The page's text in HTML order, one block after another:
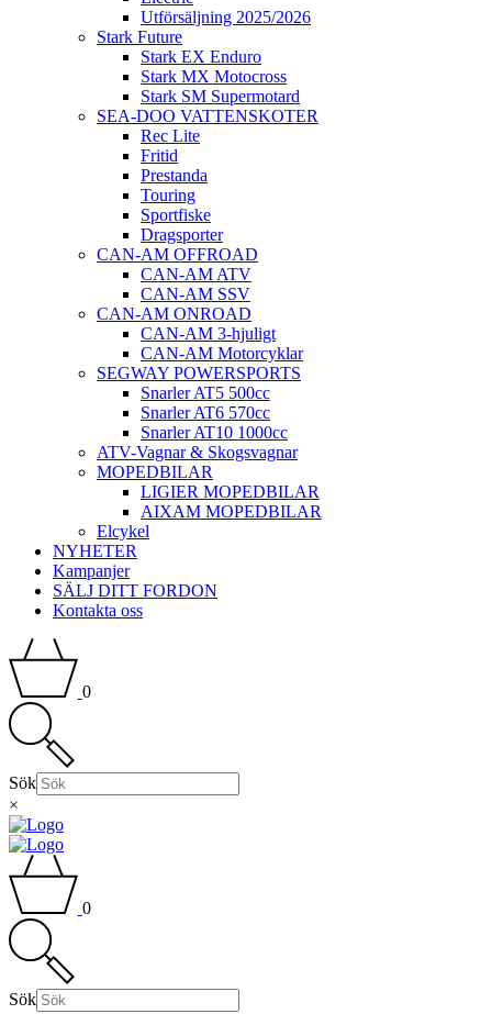
Utförsäljning 2025/2026
Stark Future
Stark EX Enduro
Stark MX Motocross
Stark SM Supermotard
SEA-DOO VATTENSKOTER
Rec Lite
Fritid
Prestanda
Touring
Sportfiske
Dragsporter
CAN-AM OFFROAD
CAN-AM ATV
CAN-AM SSV
CAN-AM ONROAD
CAN-AM 3-hjuligt
CAN-AM Motorcyklar
SEGWAY POWERSPORTS
Snarler AT5 500cc
Snarler AT6 570cc
Snarler AT10 1000cc
ATV-Vagnar & Skogsvagnar
MOPEDBILAR
LIGIER MOPEDBILAR
AIXAM MOPEDBILAR
Elcykel
NYHETER
Kampanjer
SÄLJ DITT FORDON
Kontakta oss
0
Sök
×
0
Sök